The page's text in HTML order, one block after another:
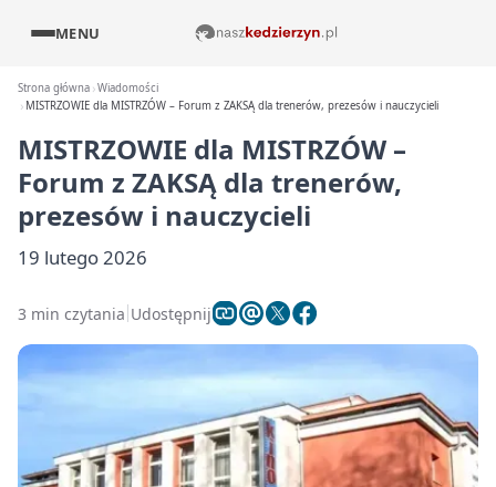
MENU
Strona główna Wiadomości
MISTRZOWIE dla MISTRZÓW – Forum z ZAKSĄ dla trenerów, prezesów i nauczycieli
MISTRZOWIE dla MISTRZÓW –
Forum z ZAKSĄ dla trenerów,
prezesów i nauczycieli
19 lutego 2026
3 min czytania Udostępnij